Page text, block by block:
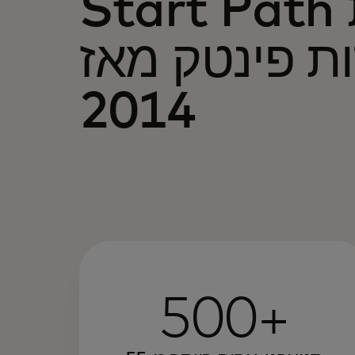
Start Path תומכת
פינטק מאז
500+